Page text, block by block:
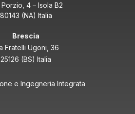
4 – Isola B2
80143 (NA) Italia
Brescia
Fratelli Ugoni, 36
25126 (BS) Italia
e Ingegneria Integrata